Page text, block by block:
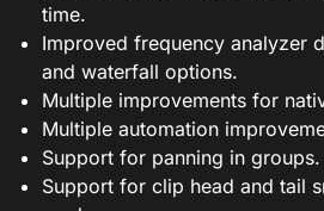
time.
Improved frequency analyzer
and waterfall options.
Multiple improvements for
Multiple automation
Support for panning in groups.
Support for clip head and tail